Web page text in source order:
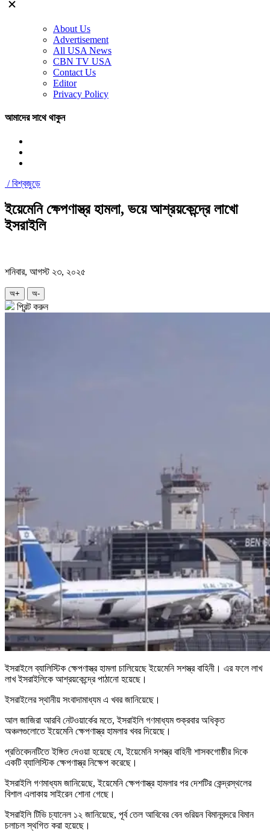
About Us
Advertisement
All USA News
CBN TV USA
Contact Us
Editor
Privacy Policy
আমাদের সাথে থাকুন
/বিশ্বজুড়ে
ইয়েমেনি ক্ষেপণাস্ত্র হামলা, ভয়ে আশ্রয়কেন্দ্রে লাখো
ইসরাইলি
শনিবার, আগস্ট ২৩, ২০২৫
অ+ অ-
প্রিন্ট করুন
ইসরাইলে ব্যালিস্টিক ক্ষেপণাস্ত্র হামলা চালিয়েছে ইয়েমেনি সশস্ত্র বাহিনী। এর ফলে লাখ
লাখ ইসরাইলিকে আশ্রয়কেন্দ্রে পাঠানো হয়েছে।
ইসরাইলের স্থানীয় সংবাদামাধ্যম এ খবর জানিয়েছে।
আল জাজিরা আরবি নেটওয়ার্কের মতে, ইসরাইলি গণমাধ্যম শুক্রবার অধিকৃত
অঞ্চলগুলোতে ইয়েমেনি ক্ষেপণাস্ত্র হামলার খবর দিয়েছে।
প্রতিবেদনটিতে ইঙ্গিত দেওয়া হয়েছে যে, ইয়েমেনি সশস্ত্র বাহিনী শাসকগোষ্ঠীর দিকে
একটি ব্যালিস্টিক ক্ষেপণাস্ত্র নিক্ষেপ করেছে।
ইসরাইলি গণমাধ্যম জানিয়েছে, ইয়েমেনি ক্ষেপণাস্ত্র হামলার পর দেশটির কেন্দ্রস্থলের
বিশাল এলাকায় সাইরেন শোনা গেছে।
ইসরাইলি টিভি চ্যানেল ১২ জানিয়েছে, পূর্ব তেল আবিবের বেন গুরিয়ন বিমানবন্দরে বিমান
চলাচল স্থগিত করা হয়েছে।